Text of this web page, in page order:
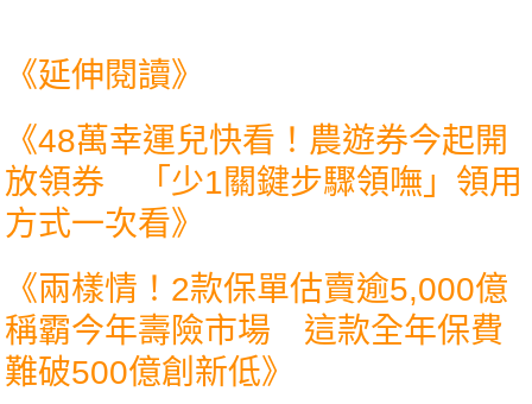
《延伸閱讀》
《48萬幸運兒快看！農遊券今起開
放領券 「少1關鍵步驟領嘸」領用
方式一次看》
《兩樣情！2款保單估賣逾5,000億
稱霸今年壽險市場 這款全年保費
難破500億創新低》